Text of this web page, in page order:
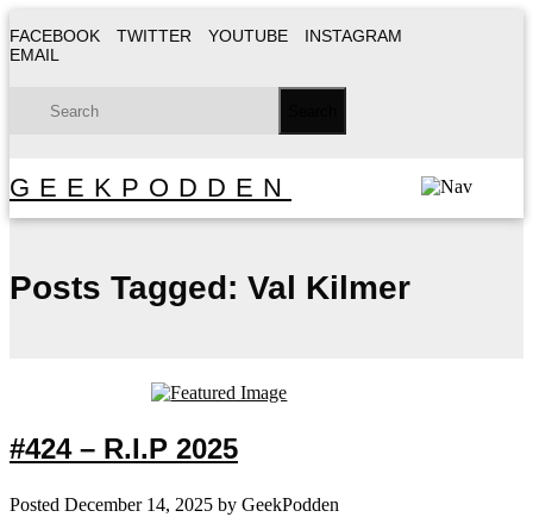
FACEBOOK TWITTER YOUTUBE
INSTAGRAM
EMAIL
GEEKPODDEN
Posts Tagged: Val Kilmer
#424 – R.I.P 2025
Posted December 14, 2025 by GeekPodden